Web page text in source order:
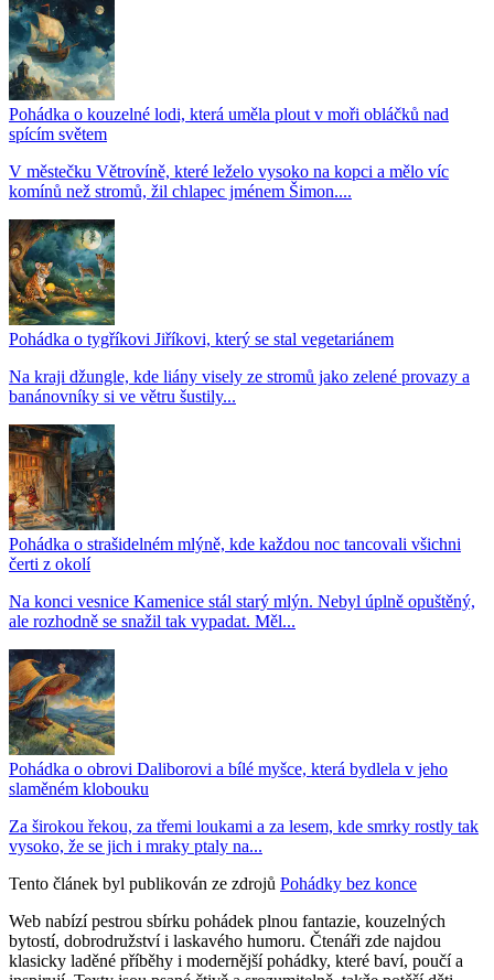
Pohádka o kouzelné lodi, která uměla plout v moři obláčků nad
spícím světem
V městečku Větrovíně, které leželo vysoko na kopci a mělo víc
komínů než stromů, žil chlapec jménem Šimon....
Pohádka o tygříkovi Jiříkovi, který se stal vegetariánem
Na kraji džungle, kde liány visely ze stromů jako zelené provazy a
banánovníky si ve větru šustily...
Pohádka o strašidelném mlýně, kde každou noc tancovali všichni
čerti z okolí
Na konci vesnice Kamenice stál starý mlýn. Nebyl úplně opuštěný,
ale rozhodně se snažil tak vypadat. Měl...
Pohádka o obrovi Daliborovi a bílé myšce, která bydlela v jeho
slaměném klobouku
Za širokou řekou, za třemi loukami a za lesem, kde smrky rostly tak
vysoko, že se jich i mraky ptaly na...
Tento článek byl publikován ze zdrojů Pohádky bez konce
Web nabízí pestrou sbírku pohádek plnou fantazie, kouzelných
bytostí, dobrodružství i laskavého humoru. Čtenáři zde najdou
klasicky laděné příběhy i modernější pohádky, které baví, poučí a